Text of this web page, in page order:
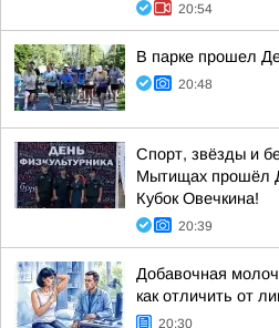
20:54
В парке прошел
20:48
Спорт, звёзды и
Мытищах прошёл
Кубок Овечкина!
20:39
Добавочная
как отличить от
20:30